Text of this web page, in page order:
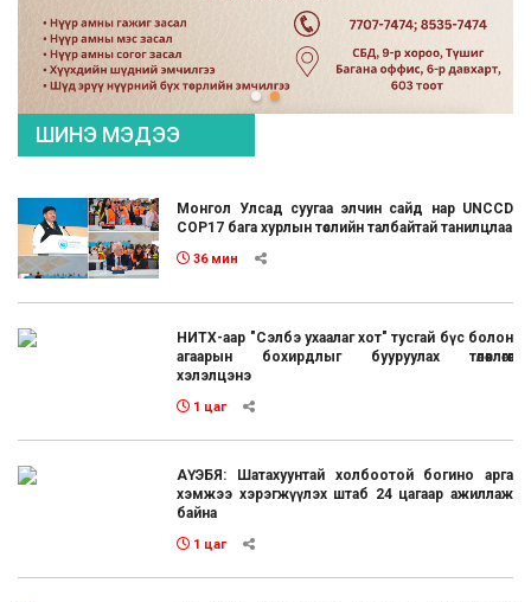
ШИНЭ МЭДЭЭ
Монгол Улсад суугаа элчин сайд нар UNCCD
COP17 бага хурлын төслийн талбайтай танилцлаа
36 мин
НИТХ-аар "Сэлбэ ухаалаг хот" тусгай бүс болон
агаарын бохирдлыг бууруулах төлөвлөгөөг
хэлэлцэнэ
1 цаг
АҮЭБЯ: Шатахуунтай холбоотой богино арга
хэмжээ хэрэгжүүлэх штаб 24 цагаар ажиллаж
байна
1 цаг